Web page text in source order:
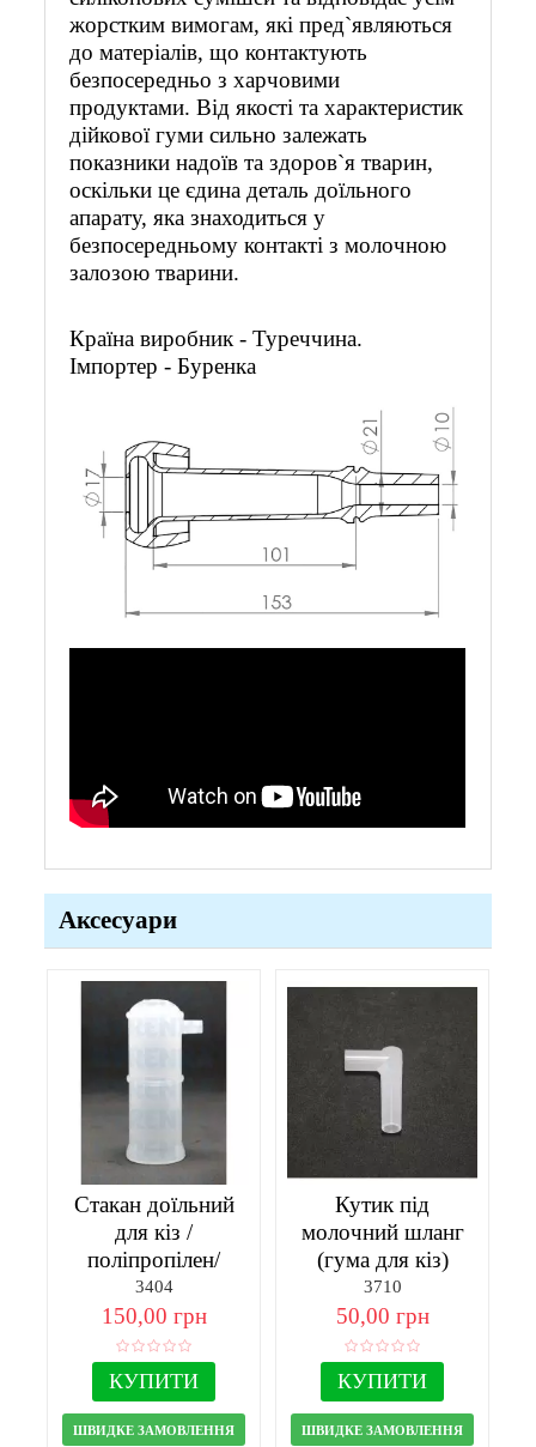
жорстким вимогам, які пред`являються
до матеріалів, що контактують
безпосередньо з харчовими
продуктами. Від якості та характеристик
дійкової гуми сильно залежать
показники надоїв та здоров`я тварин,
оскільки це єдина деталь доїльного
апарату, яка знаходиться у
безпосередньому контакті з молочною
залозою тварини.
Країна виробник - Туреччина.
Імпортер - Буренка
Аксесуари
Стакан доїльний
для кіз /
поліпропілен/
3404
150,00 грн
КУПИТИ
ШВИДКЕ ЗАМОВЛЕННЯ
Кутик під
молочний шланг
(гума для кіз)
3710
50,00 грн
КУПИТИ
ШВИДКЕ ЗАМОВЛЕННЯ